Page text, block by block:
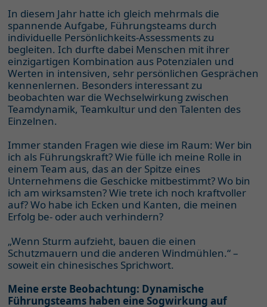
In diesem Jahr hatte ich gleich mehrmals die
spannende Aufgabe, Führungsteams durch
individuelle Persönlichkeits-Assessments zu
begleiten. Ich durfte dabei Menschen mit ihrer
einzigartigen Kombination aus Potenzialen und
Werten in intensiven, sehr persönlichen Gesprächen
kennenlernen. Besonders interessant zu
beobachten war die Wechselwirkung zwischen
Teamdynamik, Teamkultur und den Talenten des
Einzelnen.
Immer standen Fragen wie diese im Raum: Wer bin
ich als Führungskraft? Wie fülle ich meine Rolle in
einem Team aus, das an der Spitze eines
Unternehmens die Geschicke mitbestimmt? Wo bin
ich am wirksamsten? Wie trete ich noch kraftvoller
auf? Wo habe ich Ecken und Kanten, die meinen
Erfolg be- oder auch verhindern?
„Wenn Sturm aufzieht, bauen die einen
Schutzmauern und die anderen Windmühlen.“ –
soweit ein chinesisches Sprichwort.
Meine erste Beobachtung: Dynamische
Führungsteams haben eine Sogwirkung auf